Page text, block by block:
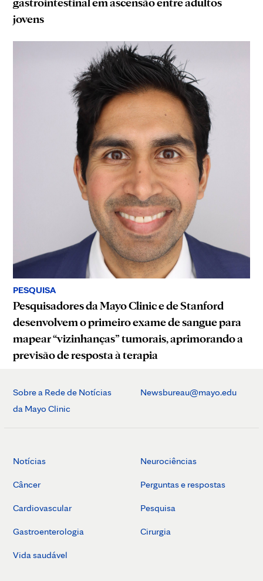
jovens
PESQUISA
Pesquisadores da Mayo Clinic e de Stanford
desenvolvem o primeiro exame de sangue para
mapear “vizinhanças” tumorais, aprimorando a
previsão de resposta à terapia
Sobre a Rede de Notícias
da Mayo Clinic
Newsbureau@mayo.edu
Notícias
Câncer
Cardiovascular
Gastroenterologia
Vida saudável
Neurociências
Perguntas e respostas
Pesquisa
Cirurgia